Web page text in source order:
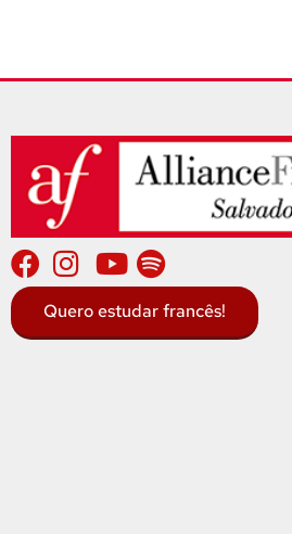
Quero estudar francês!